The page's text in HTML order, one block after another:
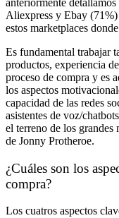
Aliexpress y Ebay (71%)
estos marketplaces
Es fundamental trabajar
productos, experiencia
proceso de compra y es
los aspectos
capacidad de las redes
asistentes de voz/
el terreno de los grandes
de Jonny Protheroe.
¿Cuáles son los
compra?
Los cuatros aspectos